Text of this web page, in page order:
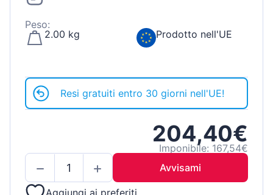
Peso:
2.00 kg
Prodotto nell'UE
Resi gratuiti entro 30 giorni nell'UE!
204,40€
Imponibile: 167,54€
Avvisami